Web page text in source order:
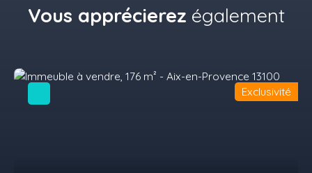
Vous apprécierez également
Exclusivité